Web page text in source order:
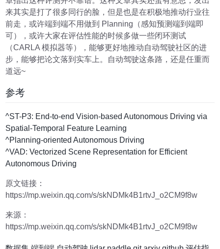
来其实是打了很多同行的脸，但是也是在积极地推动行业往
前走，或许端到端不用做到 Planning（感知预测端到端即
可），或许大家在评估性能的时候多做一些闭环测试
（CARLA 模拟器等），能够更好地推动自动驾驶社区的进
步，能够把论文落到实车上。自动驾驶这条路，还是任重而
道远~
参考
^ST-P3: End-to-end Vision-based Autonomous Driving via
Spatial-Temporal Feature Learning
^Planning-oriented Autonomous Driving
^VAD: Vectorized Scene Representation for Efficient
Autonomous Driving
原文链接：
https://mp.weixin.qq.com/s/skNDMk4B1rtvJ_o2CM9f8w
来源：
https://mp.weixin.qq.com/s/skNDMk4B1rtvJ_o2CM9f8w